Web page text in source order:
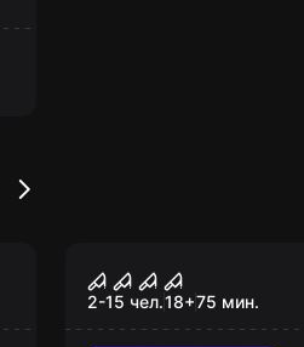
Паранормальное
явление
2-15 чел.18+75 мин.